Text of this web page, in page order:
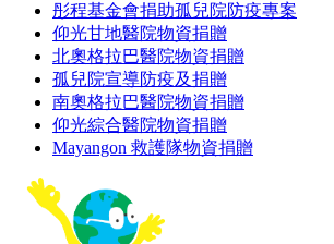
彤程基金會捐助孤兒院防疫專案
仰光甘地醫院物資捐贈
北奧格拉巴醫院物資捐贈
孤兒院宣導防疫及捐贈
南奧格拉巴醫院物資捐贈
仰光綜合醫院物資捐贈
Mayangon 救護隊物資捐贈